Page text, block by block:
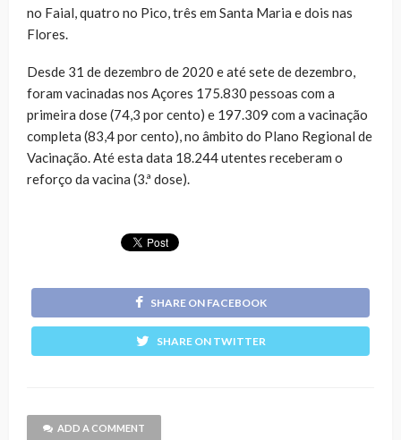
no Faial, quatro no Pico, três em Santa Maria e dois nas
Flores.
Desde 31 de dezembro de 2020 e até sete de dezembro,
foram vacinadas nos Açores 175.830 pessoas com a
primeira dose (74,3 por cento) e 197.309 com a vacinação
completa (83,4 por cento), no âmbito do Plano Regional de
Vacinação. Até esta data 18.244 utentes receberam o
reforço da vacina (3.ª dose).
SHARE ON FACEBOOK
SHARE ON TWITTER
ADD A COMMENT